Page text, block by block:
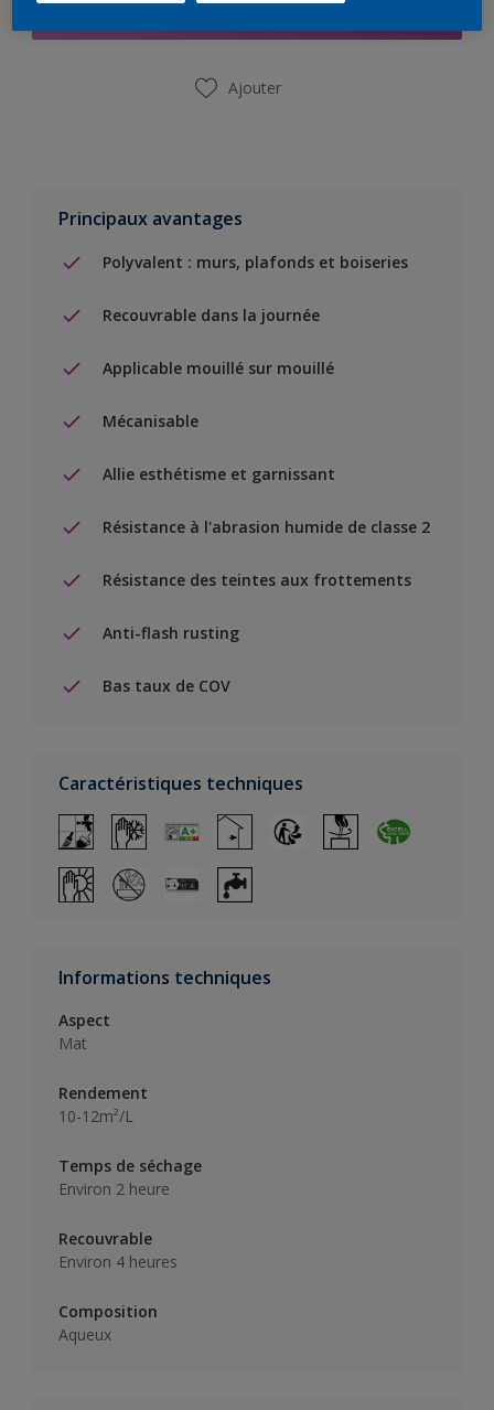
Ajouter
Principaux avantages
Polyvalent : murs, plafonds et boiseries
Recouvrable dans la journée
Applicable mouillé sur mouillé
Mécanisable
Allie esthétisme et garnissant
Résistance à l'abrasion humide de classe 2
Résistance des teintes aux frottements
Anti-flash rusting
Bas taux de COV
Caractéristiques techniques
Informations techniques
Aspect
Mat
Rendement
10-12m²/L
Temps de séchage
Environ 2 heure
Recouvrable
Environ 4 heures
Composition
Aqueux